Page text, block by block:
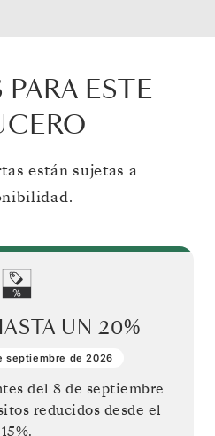
ESTE
están sujetas a
UN 20%
septiembre de 2026
del 8 de septiembre
reducidos desde el
15%.